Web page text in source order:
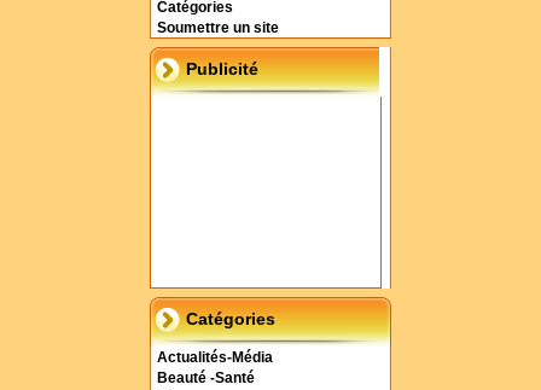
Catégories
Soumettre un site
Publicité
Catégories
Actualités-Média
Beauté -Santé